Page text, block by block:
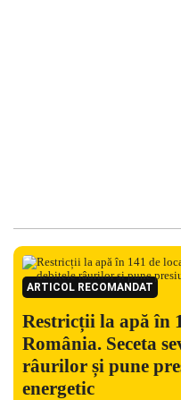
ARTICOL RECOMANDAT
Restricții la apă în
România. Seceta
râurilor și pune
energetic